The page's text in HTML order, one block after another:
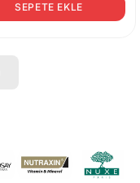
SEPETE EKLE